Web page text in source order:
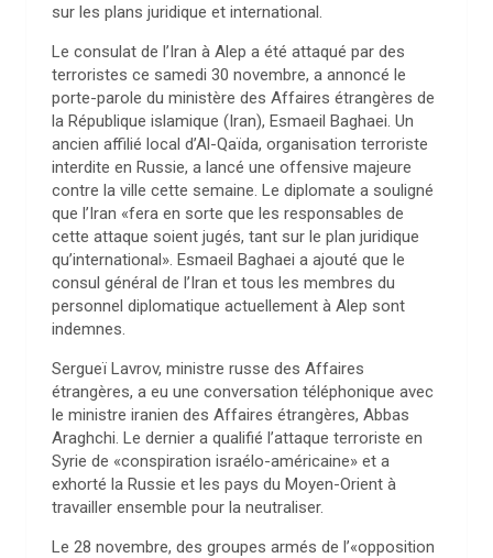
sur les plans juridique et international.
Le consulat de l’Iran à Alep a été attaqué par des
terroristes ce samedi 30 novembre, a annoncé le
porte-parole du ministère des Affaires étrangères de
la République islamique (Iran), Esmaeil Baghaei. Un
ancien affilié local d’Al-Qaïda, organisation terroriste
interdite en Russie, a lancé une offensive majeure
contre la ville cette semaine. Le diplomate a souligné
que l’Iran «fera en sorte que les responsables de
cette attaque soient jugés, tant sur le plan juridique
qu’international». Esmaeil Baghaei a ajouté que le
consul général de l’Iran et tous les membres du
personnel diplomatique actuellement à Alep sont
indemnes.
Sergueï Lavrov, ministre russe des Affaires
étrangères, a eu une conversation téléphonique avec
le ministre iranien des Affaires étrangères, Abbas
Araghchi. Le dernier a qualifié l’attaque terroriste en
Syrie de «conspiration israélo-américaine» et a
exhorté la Russie et les pays du Moyen-Orient à
travailler ensemble pour la neutraliser.
Le 28 novembre, des groupes armés de l’«opposition